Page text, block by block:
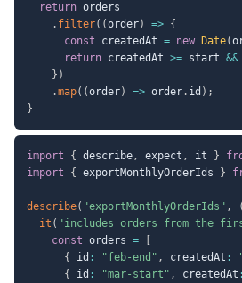
return orders
. filter( (order) => {
const createdAt = new Date(
return createdAt >= start &&
} )
.map( (order) => order. id ) ;
}
import { describe, expect , it }
import
{ exportMonthlyOrderIds }
describe( "exportMonthlyOrderIds" , (
it ( "includes orders from the
const orders =
{
id : "feb-end" , createdAt :
{
id : "mar-start" , createdAt :